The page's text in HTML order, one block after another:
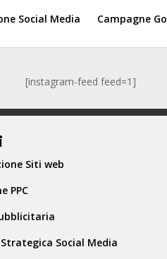
Social Media Campagne
[instagram-feed feed=1]
Siti web
PPC
Social Media